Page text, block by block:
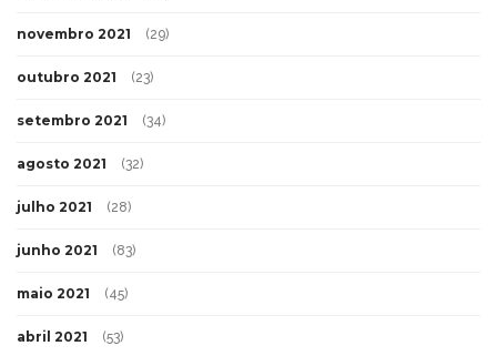
novembro 2021 (29)
outubro 2021 (23)
setembro 2021 (34)
agosto 2021 (32)
julho 2021 (28)
junho 2021 (83)
maio 2021 (45)
abril 2021 (53)